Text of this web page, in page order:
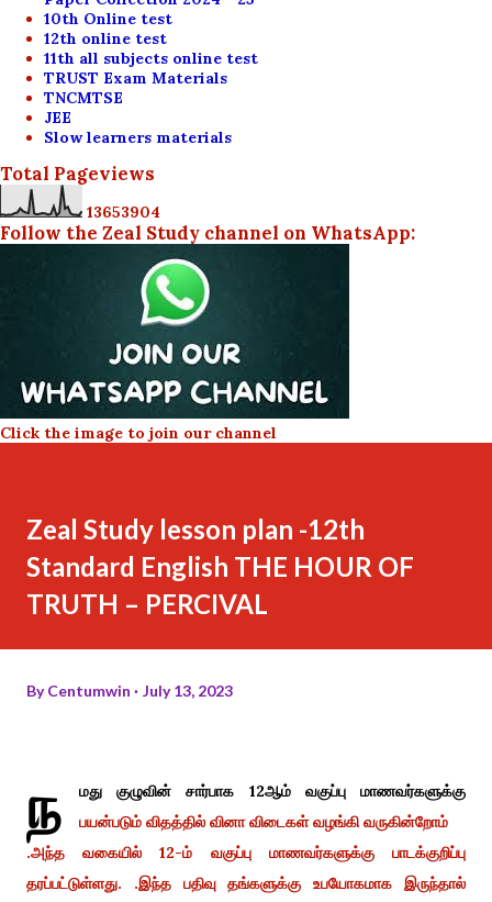
10th Online test
12th online test
11th all subjects online test
TRUST Exam Materials
TNCMTSE
JEE
Slow learners materials
Total Pageviews
13653904
Follow the Zeal Study channel on WhatsApp:
Click the image to join our channel
Zeal Study lesson plan -12th
Standard English THE HOUR OF
TRUTH – PERCIVAL
ByCentumwin July 13, 2023
ந
மது குழுவின் சார்பாக 12ஆம் வகுப்பு மாணவர்களுக்கு
பயன்படும் விதத்தில் வினா விடைகள் வழங்கி வருகின்றோம்
.அந்த வகையில் 12-ம் வகுப்பு மாணவர்களுக்கு பாடக்குறிப்பு
தரப்பட்டுள்ளது. .இந்த பதிவு தங்களுக்கு உபயோகமாக இருந்தால்